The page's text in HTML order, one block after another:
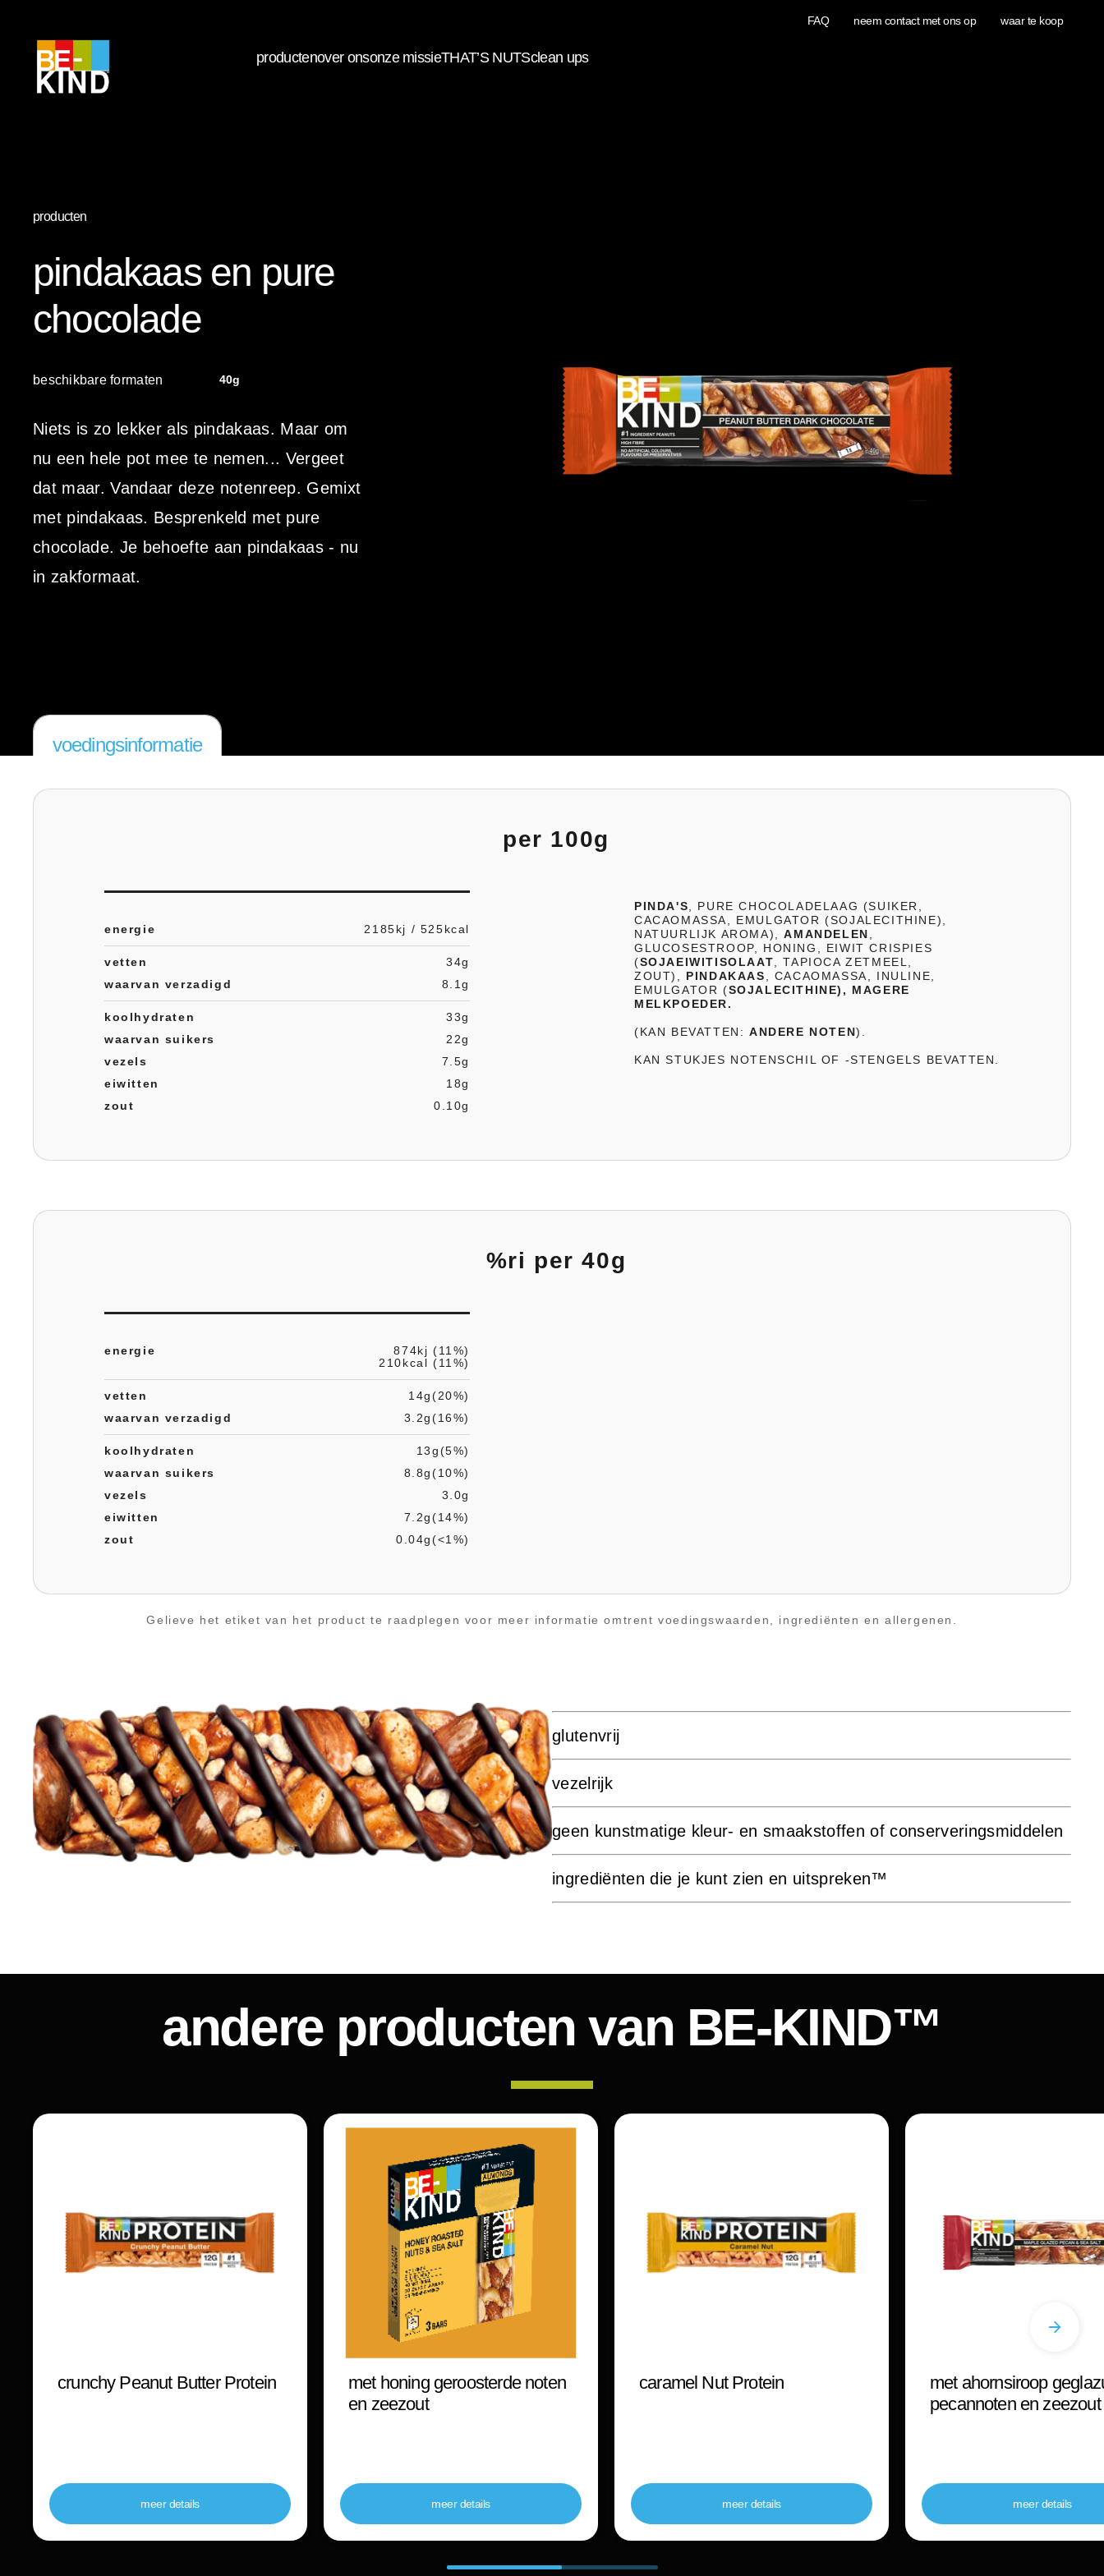
productenover onsonze missieTHAT’S NUTSclean ups
FAQ neem contact met ons op waar te koop
producten
pindakaas en pure
chocolade
beschikbare formaten 40g
Niets is zo lekker als pindakaas. Maar om
nu een hele pot mee te nemen... Vergeet
dat maar. Vandaar deze notenreep. Gemixt
met pindakaas. Besprenkeld met pure
chocolade. Je behoefte aan pindakaas - nu
in zakformaat.
voedingsinformatie
per 100g
energie 2185kj / 525kcal
vetten
34g
waarvan verzadigd
8.1g
koolhydraten
33g
waarvan suikers
22g
vezels
7.5g
eiwitten
18g
zout
0.10g
PINDA'S , PURE CHOCOLADELAAG (SUIKER,
CACAOMASSA, EMULGATOR (SOJALECITHINE),
NATUURLIJK AROMA),AMANDELEN
GLUCOSESTROOP, HONING, EIWIT CRISPIES
(SOJAEIWITISOLAAT , TAPIOCA ZETMEEL,
ZOUT), PINDAKAAS
, CACAOMASSA, INULINE,
EMULGATOR (SOJALECITHINE), MAGERE
MELKPOEDER.
(KAN BEVATTEN: ANDERE NOTEN).
KAN STUKJES NOTENSCHIL OF -STENGELS BEVATTEN.
%ri per 40g
energie
874kj (11%)
210kcal (11%)
vetten
14g(20%)
waarvan verzadigd
3.2g(16%)
koolhydraten
13g(5%)
waarvan suikers
8.8g(10%)
vezels
3.0g
eiwitten
7.2g(14%)
zout
0.04g(<1%)
Gelieve het etiket van het product te raadplegen voor meer informatie omtrent voedingswaarden, ingrediënten en allergenen.
glutenvrij
vezelrijk
geen kunstmatige kleur- en smaakstoffen of conserveringsmiddelen
ingrediënten die je kunt zien en uitspreken™
andere producten van BE-KIND™
crunchy Peanut Butter Protein
meer details
met honing geroosterde noten
en zeezout
meer details
caramel Nut Protein
meer details
met ahornsiroop
pecannoten en zeezout
meer details